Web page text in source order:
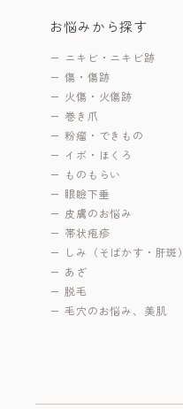
お悩みから探す
ニキビ・ニキビ跡
傷・傷跡
火傷・火傷跡
巻き爪
粉瘤・できもの
イボ・ほくろ
ものもらい
眼瞼下垂
皮膚のお悩み
帯状疱疹
しみ（そばかす・肝斑）
あざ
脱毛
毛穴のお悩み、美肌